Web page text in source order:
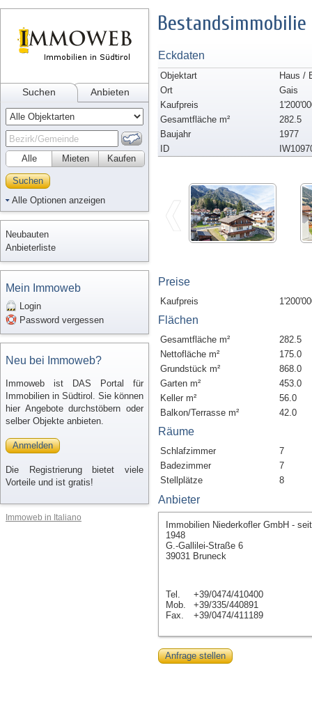
Suchen Anbieten
Alle Kaufen
Mieten
Suchen
Alle Optionen anzeigen
Neubauten
Anbieterliste
Mein Immoweb
Login
Password vergessen
Neu bei Immoweb?
Immoweb ist DAS Portal für
Immobilien in Südtirol. Sie können
hier Angebote durchstöbern oder
selber Objekte anbieten.
Anmelden
Die Registrierung bietet viele
Vorteile und ist gratis!
Immoweb in Italiano
Eckdaten
Objektart
Haus /
Ort
Gais
Kaufpreis
Gesamtfläche m²
282.5
Baujahr
1977
ID
Preise
Kaufpreis
Flächen
Gesamtfläche m²
282.5
Nettofläche m²
175.0
Grundstück m²
868.0
Garten m²
453.0
Keller m²
56.0
Balkon/Terrasse m²
42.0
Räume
Schlafzimmer
7
Badezimmer
7
Stellplätze
8
Anbieter
Immobilien Niederkofler GmbH - seit
1948
G.-Gallilei-Straße 6
39031 Bruneck
Tel.
+39/0474/410400
Mob.
+39/335/440891
Fax.
+39/0474/411189
Anfrage stellen